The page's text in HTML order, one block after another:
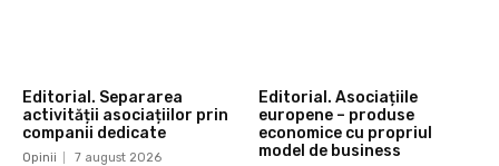
Editorial. Separarea
activității asociațiilor prin
companii dedicate
Opinii 7 august 2026
Editorial. Asociațiile
europene – produse
economice cu propriul
model de business